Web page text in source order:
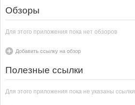
Обзоры
Для этого приложения пока нет обзоров
Добавить ссылку на обзор
Полезные ссылки
Для этого приложения пока не указаны ссылки